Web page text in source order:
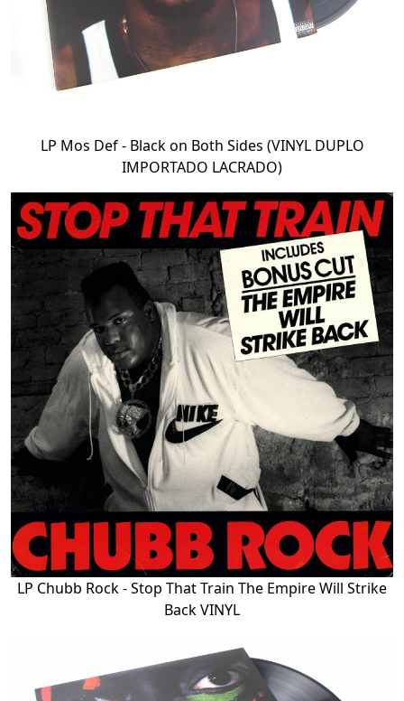
LP Mos Def - Black on Both Sides (VINYL DUPLO
IMPORTADO LACRADO)
LP Chubb Rock - Stop That Train The Empire Will Strike
Back VINYL